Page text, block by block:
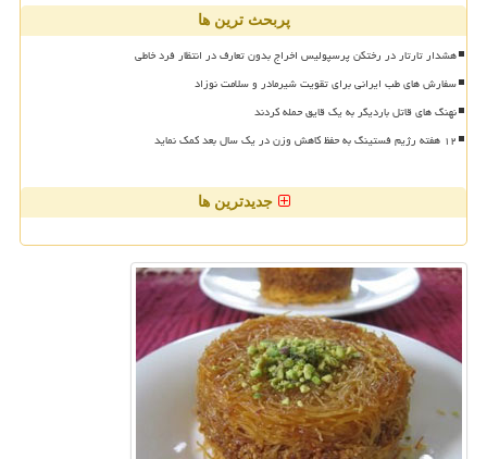
پربحث ترین ها
هشدار تارتار در رختکن پرسپولیس اخراج بدون تعارف در انتظار فرد خاطی
سفارش های طب ایرانی برای تقویت شیرمادر و سلامت نوزاد
نهنگ های قاتل باردیگر به یک قایق حمله کردند
۱۲ هفته رژیم فستینگ به حفظ کاهش وزن در یک سال بعد کمک نماید
جدیدترین ها